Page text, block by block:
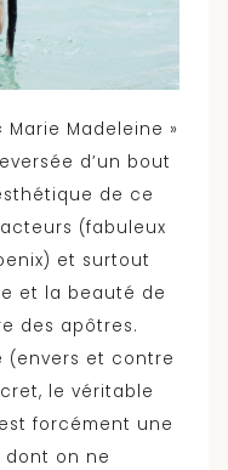
Madeleine »
d’un bout
de ce
(fabuleux
et surtout
et la beauté de
des apôtres.
(envers et contre
le véritable
forcément une
dont on ne